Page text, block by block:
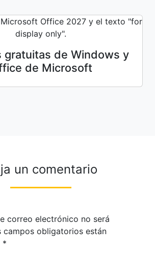
gratuitas de Windows y
de Microsoft
un comentario
correo electrónico no será
campos obligatorios están
*